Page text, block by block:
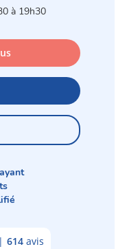
à 19h30
| 614 avis